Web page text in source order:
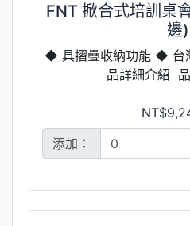
FNT 掀合式培訓桌
邊)
◆ 具摺疊收納功能 ◆ 台
品詳細介紹
添加：